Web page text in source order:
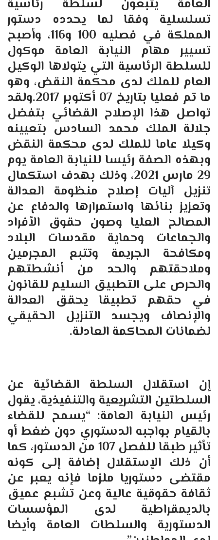
العامة يتبعون لسلطة رئاسية
تسلسلية وفقا لما يحدده دستور
المملكة في فصليه 100 و116، وأصبح
تسيير مهام النيابة العامة موكول
للسلطة الرئاسية التي يتولاها الوكيل
العام للملك لدى محكمة النقض، وهو
ما تم فعليا بتاريخ 07 أكتوبر 2017.ولقد
تواصل هذا الإصلاح القضائي بتفضل
جلالة الملك محمد السادس بتعيينه
وكيلا عاما للملك لدى محكمة النقض
وبهذه الصفة رئيسا للنيابة العامة يوم
29 مارس 2021، وذلك بهدف استكمال
تنزيل آليات إصلاح منظومة العدالة
وتعزيز بنائها واستمرارها والدفاع عن
المصالح العليا وصون حقوق الأفراد
والجماعات وحماية مقدسات البلاد
ومكافحة الجريمة وتتبع المجرمين
وملاحقتهم والحد من أنشطتهم
والحرص على التطبيق السليم للقانون
في حقهم تطبيقا يحقق العدالة
والإنصاف ويجسد التنزيل الحقيقي
لضمانات المحاكمة العادلة.
إن استقلال السلطة القضائية عن
السلطتين التشريعية والتنفيذية، يقول
رئيس النيابة العامة: “يسمح للقضاء
بالقيام بواجبه الدستوري دون ضغط أو
تأثير طبقا للفصل 107 من الدستور، كما
أن ذلك الإستقلال إضافة إلى كونه
مقتضى دستوريا ملزما فإنه يعبر عن
ثقافة حقوقية عالية وعن تشبع عميق
بالديمقراطية لدى المؤسسات
الدستورية والسلطات العامة وأيضا